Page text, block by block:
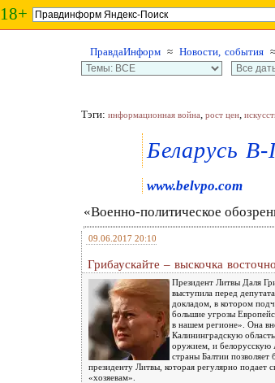
18+
ПравдаИнформ ≈ Новости, события ≈
Тэги: информационная война, рост цен,
Беларусь
www.belvpo.com
«Военно-политическое
09.06.2017 20:10
Грибаускайте – выскочка
Президент Литвы Даля
выступила перед
докладом, в котором
большие угрозы
в нашем регионе». Она
Калининградскую
оружием, и белорусскую
страны Балтии позволяет
президенту Литвы, которая регулярно подает
«хозяевам».